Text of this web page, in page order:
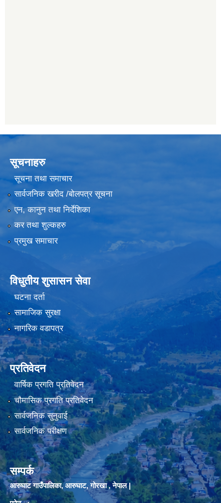
सूचनाहरु
सूचना तथा समाचार
सार्वजनिक खरीद /बोलपत्र सूचना
एन, कानुन तथा निर्देशिका
कर तथा शुल्कहरु
प्रमुख समाचार
विधुतीय शुसासन सेवा
घटना दर्ता
सामाजिक सुरक्षा
नागरिक वडापत्र
प्रतिवेदन
वार्षिक प्रगति प्रतिवेदन
चौमासिक प्रगति प्रतिवेदन
सार्वजनिक सुनुवाई
सार्वजनिक परीक्षण
सम्पर्क
आरुघाट गाउँपालिका, आरुघाट, गोरखा , नेपाल |